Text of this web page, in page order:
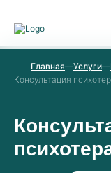
Главная Услуги
Консультация